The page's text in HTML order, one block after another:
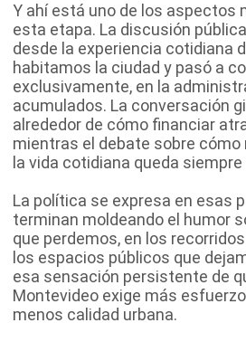
Y ahí está uno de los aspectos
esta etapa. La discusión
desde la experiencia cotidiana
habitamos la ciudad y pasó a
exclusivamente, en la
acumulados. La conversación
alrededor de cómo financiar
mientras el debate sobre
la vida cotidiana queda
La política se expresa en esas
terminan moldeando el humor
que perdemos, en los
los espacios públicos que
esa sensación persistente de
Montevideo exige más
menos calidad urbana.